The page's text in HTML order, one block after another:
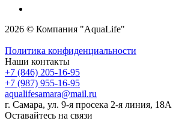
2026 © Компания "AquaLife"
Политика конфиденциальности
Наши контакты
+7 (846) 205-16-95
+7 (987) 955-16-95
aqualifesamara@mail.ru
г. Самара, ул. 9-я просека 2-я линия, 18А
Оставайтесь на связи